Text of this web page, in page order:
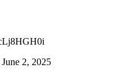
2, 2025